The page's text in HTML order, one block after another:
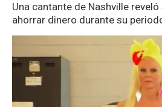
Una cantante de Nashville
ahorrar dinero durante su